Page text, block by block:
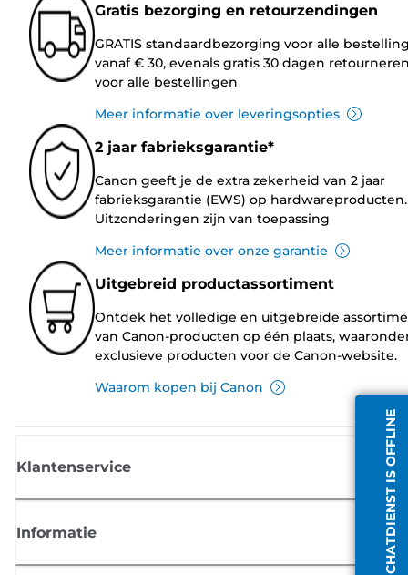
CHATDIENST IS OFFLINE
Gratis bezorging en retourzendingen
GRATIS standaardbezorging voor alle
vanaf € 30, evenals gratis 30 dagen
voor alle bestellingen
Meer informatie over leveringsopties
2 jaar fabrieksgarantie*
Canon geeft je de extra zekerheid van 2 jaar
fabrieksgarantie (EWS) op hardwareproducten.
Uitzonderingen zijn van toepassing
Meer informatie over onze garantie
Uitgebreid productassortiment
Ontdek het volledige en uitgebreide
van Canon-producten op één plaats,
exclusieve producten voor de Canon-website.
Waarom kopen bij Canon
Klantenservice
Informatie